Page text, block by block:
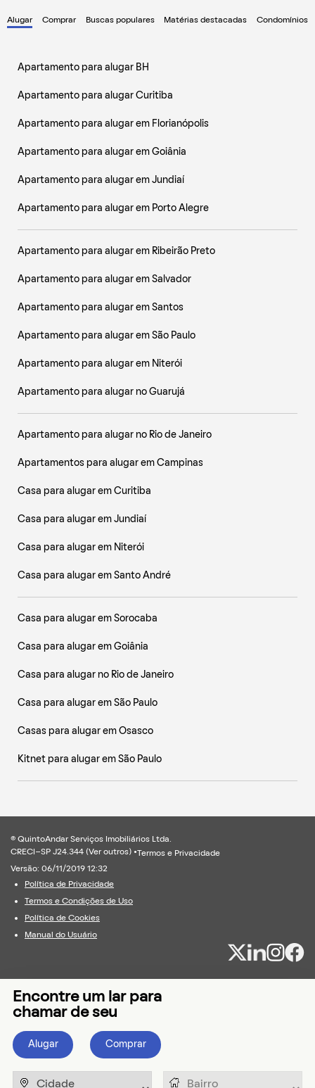
Alugar Comprar Buscas populares Matérias destacadas Condomínios
Apartamento para alugar BH
Apartamento para alugar Curitiba
Apartamento para alugar em Florianópolis
Apartamento para alugar em Goiânia
Apartamento para alugar em Jundiaí
Apartamento para alugar em Porto Alegre
Apartamento para alugar em Ribeirão Preto
Apartamento para alugar em Salvador
Apartamento para alugar em Santos
Apartamento para alugar em São Paulo
Apartamento para alugar em Niterói
Apartamento para alugar no Guarujá
Apartamento para alugar no Rio de Janeiro
Apartamentos para alugar em Campinas
Casa para alugar em Curitiba
Casa para alugar em Jundiaí
Casa para alugar em Niterói
Casa para alugar em Santo André
Casa para alugar em Sorocaba
Casa para alugar em Goiânia
Casa para alugar no Rio de Janeiro
Casa para alugar em São Paulo
Casas para alugar em Osasco
Kitnet para alugar em São Paulo
® QuintoAndar Serviços Imobiliários Ltda.
CRECI-SP J24.344 (Ver outros ) • Termos e Privacidade
Versão: 06/11/2019 12:32
Política de Privacidade
Termos e Condições de Uso
Política de Cookies
Manual do Usuário
Encontre um lar para
chamar de seu
Alugar Comprar